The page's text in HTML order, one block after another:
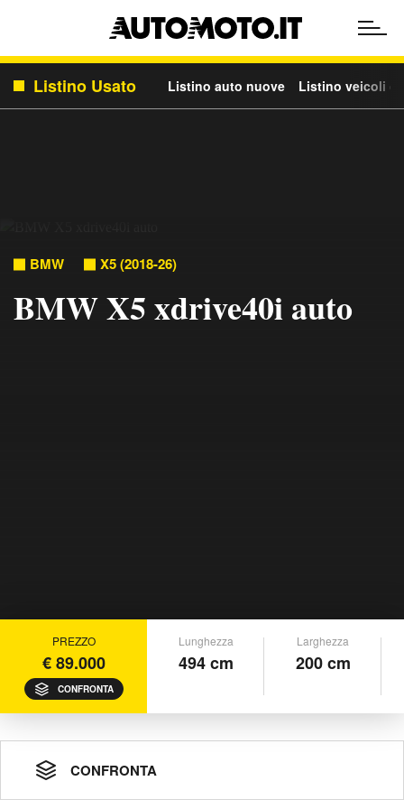
Listino Usato Listino auto nuove Listino veicoli
BMW X5 (2018-26)
BMW X5 xdrive40i auto
PREZZO
€ 89.000
CONFRONTA
Lunghezza
494 cm
Larghezza
200 cm
CONFRONTA